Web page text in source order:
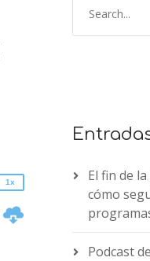
1x
El fin de
cómo
Podcast